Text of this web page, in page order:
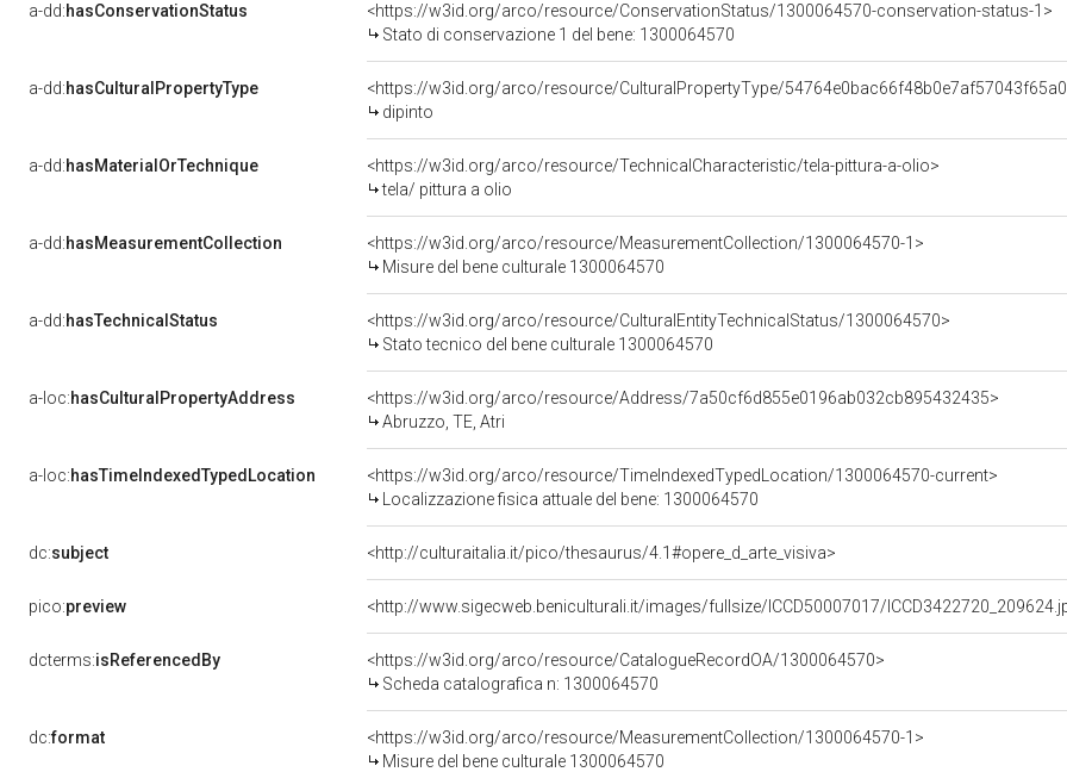
a-dd:hasConservationStatus
<https://w3id.org/arco/resource/ConservationStatus/1300064570-conservation-status-1>
Stato di conservazione 1 del bene: 1300064570
a-dd:hasCulturalPropertyType
<https://w3id.org/arco/resource/CulturalPropertyType/
dipinto
a-dd:hasMaterialOrTechnique
<https://w3id.org/arco/resource/TechnicalCharacteristic/tela-pittura-a-olio>
tela/ pittura a olio
a-dd:hasMeasurementCollection
<https://w3id.org/arco/resource/MeasurementCollection/1300064570-1>
Misure del bene culturale 1300064570
a-dd:hasTechnicalStatus
<https://w3id.org/arco/resource/CulturalEntityTechnicalStatus/1300064570>
Stato tecnico del bene culturale 1300064570
a-loc:hasCulturalPropertyAddress
<https://w3id.org/arco/resource/Address/7a50cf6d855e0196ab032cb895432435>
Abruzzo, TE, Atri
a-loc:hasTimeIndexedTypedLocation
<https://w3id.org/arco/resource/TimeIndexedTypedLocation/1300064570-current>
Localizzazione fisica attuale del bene: 1300064570
dc:subject <http://culturaitalia.it/pico/thesaurus/4.1#opere_d_arte_visiva>
pico:preview <http://www.sigecweb.beniculturali.it/images/fullsize/ICCD50007017/
dcterms:isReferencedBy
<https://w3id.org/arco/resource/CatalogueRecordOA/1300064570>
Scheda catalografica n: 1300064570
dc:format
<https://w3id.org/arco/resource/MeasurementCollection/1300064570-1>
Misure del bene culturale 1300064570